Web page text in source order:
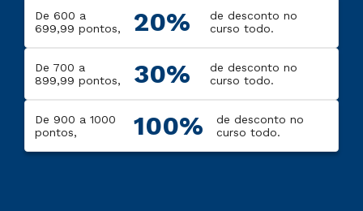
De 600 a
699,99 pontos,
20%
de desconto no
curso todo.
De 700 a
899,99 pontos,
30%
de desconto no
curso todo.
De 900 a 1000
pontos,
100%
de desconto no
curso todo.